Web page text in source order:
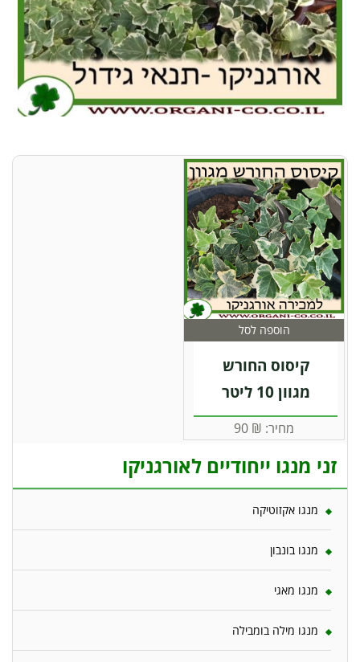
הוספה לסל
קיסוס החורש
מגוון 10 ליטר
מחיר: ₪
זני מנגו ייחודיים לאורגניקו
מנגו אקזוטיקה
מנגו בונבון
מנגו מאגי
מנגו מילה בומבילה